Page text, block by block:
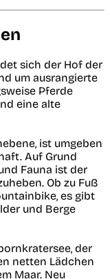
sich der Hof der
um ausrangierte
Pferde
eine alte
ist umgeben
Auf Grund
Fauna ist der
Ob zu Fuß
es gibt
und Berge
der
netten Lädchen
Maar. Neu